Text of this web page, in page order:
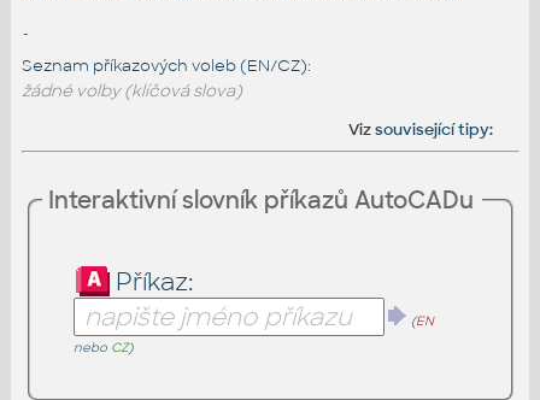
-
Seznam příkazových voleb (EN/CZ):
žádné volby (klíčová slova)
Vizsouvisející tipy:
Interaktivní slovník příkazů AutoCADu
Příkaz:
(EN
nebo CZ)